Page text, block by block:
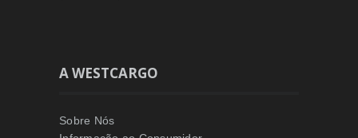
A WESTCARGO
Sobre Nós